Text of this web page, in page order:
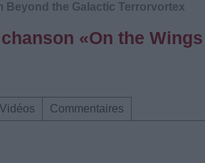
Beyond the Galactic Terrorvortex
«On the
Vidéos Commentaires